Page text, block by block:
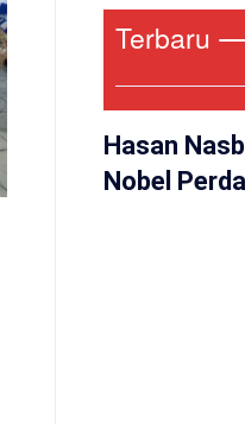
Terbaru
Hasan
Nobel